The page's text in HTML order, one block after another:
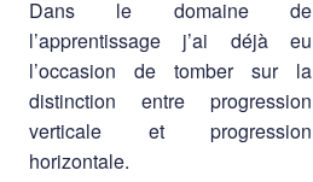
Dans le domaine de
l’apprentissage j’ai déjà eu
l’occasion de tomber sur la
distinction entre progression
verticale et progression
horizontale.